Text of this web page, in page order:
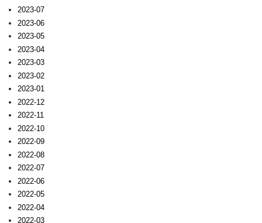
2023-07
2023-06
2023-05
2023-04
2023-03
2023-02
2023-01
2022-12
2022-11
2022-10
2022-09
2022-08
2022-07
2022-06
2022-05
2022-04
2022-03